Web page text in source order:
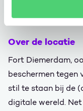
Over de locatie
Fort Diemerdam,
beschermen tegen
stil te staan bij de
digitale wereld.